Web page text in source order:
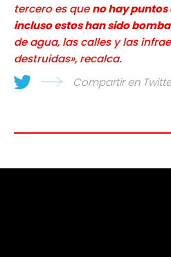
tercero es queno hay
incluso estos han sido
de agua, las calles y las
destruidas», recalca.
Compartir en